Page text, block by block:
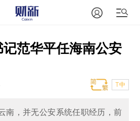
范华平任海南公安
T中
南，并无公安系统任职经历，前